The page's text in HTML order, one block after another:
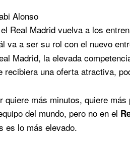
Alonso
Real Madrid vuelva a los
va a ser su rol con el nuevo
Madrid, la elevada
recibiera una oferta atractiva,
quiere más minutos, quiere
del mundo, pero no en el
es lo más elevado.